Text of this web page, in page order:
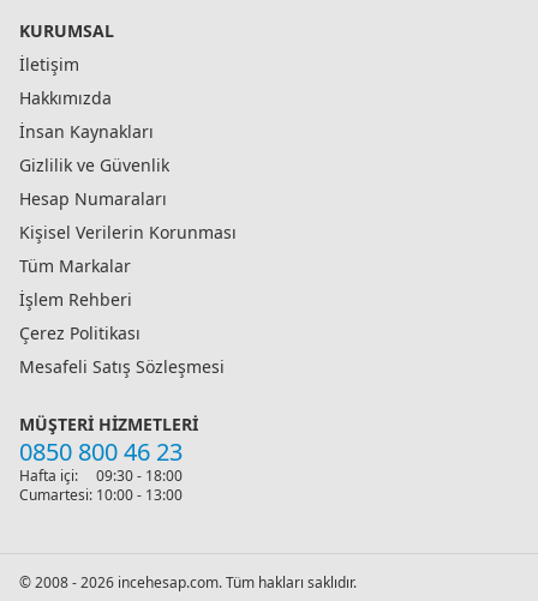
KURUMSAL
İletişim
Hakkımızda
İnsan Kaynakları
Gizlilik ve Güvenlik
Hesap Numaraları
Kişisel Verilerin Korunması
Tüm Markalar
İşlem Rehberi
Çerez Politikası
Mesafeli Satış Sözleşmesi
MÜŞTERI HIZMETLERI
0850 800 46 23
Hafta içi:
09:30 - 18:00
Cumartesi: 10:00 - 13:00
© 2008 - 2026 incehesap.com. Tüm hakları saklıdır.